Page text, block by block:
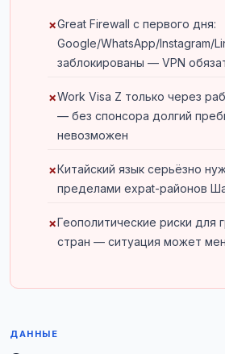
Great Firewall с первого дня:
Google/WhatsApp/Instagram/
заблокированы — VPN
Work Visa Z только через
— без спонсора долгий
невозможен
Китайский язык серьёзно
пределами expat-районов
Геополитические риски для
стран — ситуация может
ДАННЫЕ